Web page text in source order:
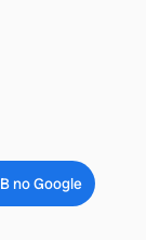
no Google